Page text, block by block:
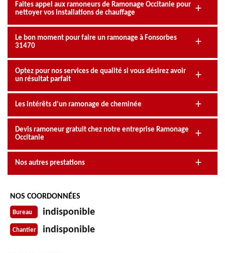
Faites appel aux ramoneurs de Ramonage Occitanie pour
nettoyer vos installations de chauffage
Le bon moment pour faire un ramonage à Fonsorbes
31470
Optez pour nos services de qualité si vous désirez avoir
un résultat parfait
Les intérêts d’un ramonage de cheminée
Devis ramoneur gratuit chez notre entreprise Ramonage
Occitanie
Nos autres prestations
NOS COORDONNÉES
Bureau indisponible
Chantier indisponible